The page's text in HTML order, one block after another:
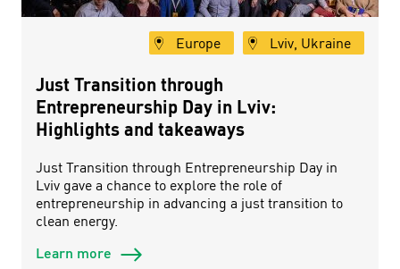
Europe Lviv, Ukraine
Just Transition through
Entrepreneurship Day in Lviv:
Highlights and takeaways
Just Transition through Entrepreneurship Day in
Lviv gave a chance to explore the role of
entrepreneurship in advancing a just transition to
clean energy.
Learn more